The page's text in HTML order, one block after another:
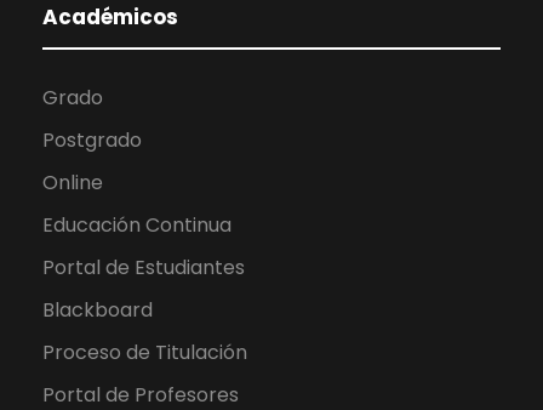
Académicos
Grado
Postgrado
Online
Educación Continua
Portal de Estudiantes
Blackboard
Proceso de Titulación
Portal de Profesores